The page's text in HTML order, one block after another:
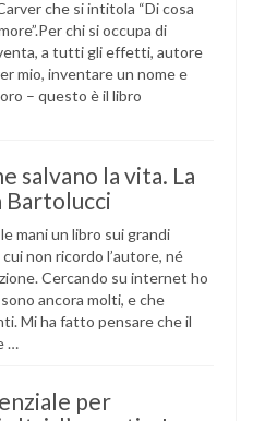
che si intitola “Di cosa
chi si occupa di
a tutti gli effetti, autore
mio, inventare un nome e
– questo è il libro
salvano la vita. La
Bartolucci
mani un libro sui grandi
non ricordo l’autore, né
Cercando su internet ho
ancora molti, e che
Mi ha fatto pensare che il
…
per